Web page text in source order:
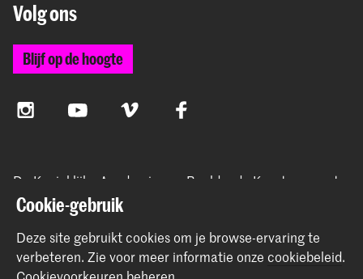
Volg ons
Blijf op de hoogte
InstagramYouTube Vimeo Facebook
De Koninklijke Academie van Beeldende Kunsten vormt
samen met het Koninklijk Conservatorium de Hogeschool
der Kunsten Den Haag
Cookie-gebruik
Deze site gebruikt cookies om je browse-ervaring te
verbeteren. Zie voor meer informatie onze cookiebeleid.